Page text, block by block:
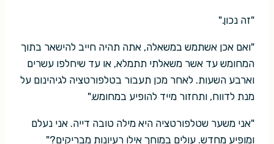
"זה נכון."
"ואם אכן אשתמש במשאלה, אתה תהיה חייב להישאר בתוך
המחומש עד אשר משאלתי תתמלא, או עד שיחלפו עשרים
וארבע השעות. לאחר מכן תעבור בטלפורטציה לגיהינום על
מנת לדווח, ותחזור מייד להופיע במחומש."
"אני משער שטלפורטציה היא מילה טובה דייה. אני נעלם
ומופיע מחדש. עולים במוחך אילו רעיונות מבריקים?"